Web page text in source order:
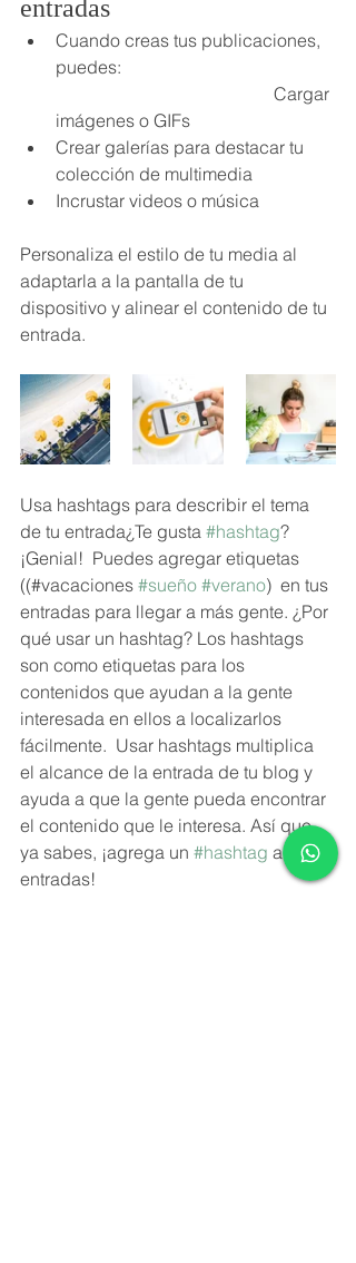
entradas
Cuando creas tus publicaciones,
puedes:
                                                 Cargar
imágenes o GIFs
Crear galerías para destacar tu
colección de multimedia
Incrustar videos o música
Personaliza el estilo de tu media al
adaptarla a la pantalla de tu
dispositivo y alinear el contenido de tu
entrada.
Usa hashtags para describir el tema
de tu entrada¿Te gusta #hashtag?
¡Genial!  Puedes agregar etiquetas
((#vacaciones #sueño #verano)  en tus
entradas para llegar a más gente. ¿Por
qué usar un hashtag? Los hashtags
son como etiquetas para los
contenidos que ayudan a la gente
interesada en ellos a localizarlos
fácilmente.  Usar hashtags multiplica
el alcance de la entrada de tu blog y
ayuda a que la gente pueda encontrar
el contenido que le interesa. Así que
ya sabes, ¡agrega un #hashtag a tus
entradas!